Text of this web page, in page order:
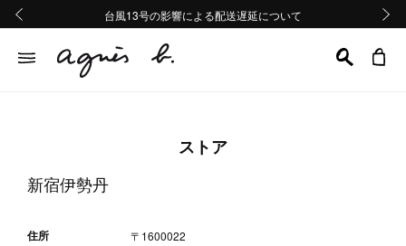
熊本地域地震の影響による配送遅延について
Summer Sale 2buy10%OFF!!
台風13号の影響による配送遅延について
熊本地域地震の影響による配送遅延について
Summer Sale 2buy10%OFF!!
ストア
新宿伊勢丹
住所
〒1600022